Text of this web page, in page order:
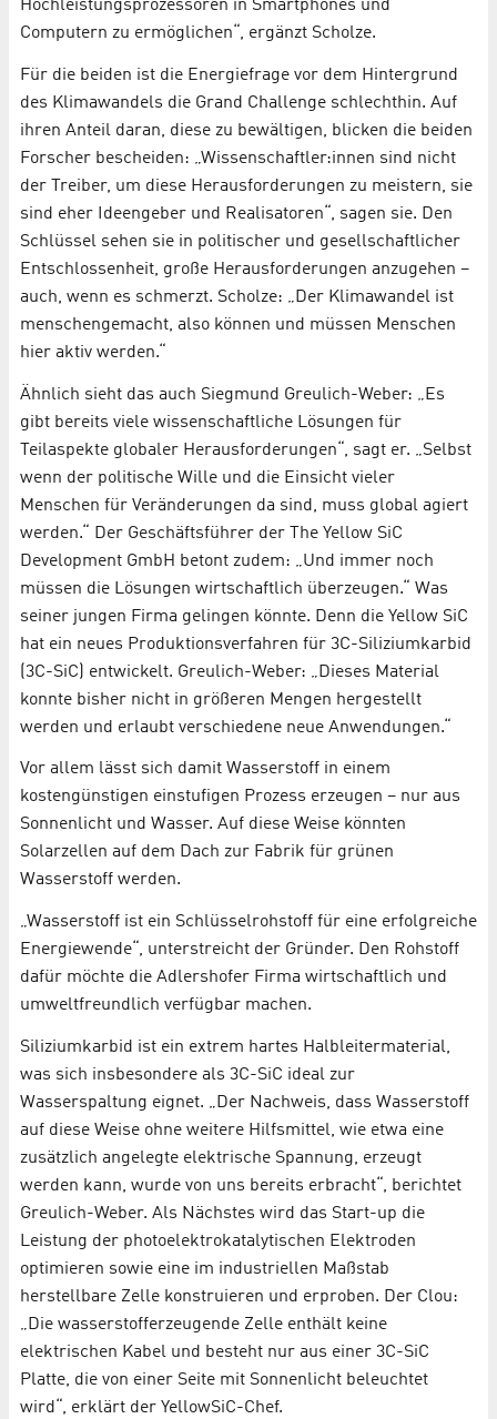
Hochleistungsprozessoren in Smartphones und
Computern zu ermöglichen“, ergänzt Scholze.
Für die beiden ist die Energiefrage vor dem Hintergrund
des Klimawandels die Grand Challenge schlechthin. Auf
ihren Anteil daran, diese zu bewältigen, blicken die beiden
Forscher bescheiden: „Wissenschaftler:innen sind nicht
der Treiber, um diese Herausforderungen zu meistern, sie
sind eher Ideengeber und Realisatoren“, sagen sie. Den
Schlüssel sehen sie in politischer und gesellschaftlicher
Entschlossenheit, große Herausforderungen anzugehen –
auch, wenn es schmerzt. Scholze: „Der Klimawandel ist
menschengemacht, also können und müssen Menschen
hier aktiv werden.“
Ähnlich sieht das auch Siegmund Greulich-Weber: „Es
gibt bereits viele wissenschaftliche Lösungen für
Teilaspekte globaler Herausforderungen“, sagt er. „Selbst
wenn der politische Wille und die Einsicht vieler
Menschen für Veränderungen da sind, muss global agiert
werden.“ Der Geschäftsführer der The Yellow SiC
Development GmbH betont zudem: „Und immer noch
müssen die Lösungen wirtschaftlich überzeugen.“ Was
seiner jungen Firma gelingen könnte. Denn die Yellow SiC
hat ein neues Produktionsverfahren für 3C-Siliziumkarbid
(3C-SiC) entwickelt. Greulich-Weber: „Dieses Material
konnte bisher nicht in größeren Mengen hergestellt
werden und erlaubt verschiedene neue Anwendungen.“
Vor allem lässt sich damit Wasserstoff in einem
kostengünstigen einstufigen Prozess erzeugen – nur aus
Sonnenlicht und Wasser. Auf diese Weise könnten
Solarzellen auf dem Dach zur Fabrik für grünen
Wasserstoff werden.
„Wasserstoff ist ein Schlüsselrohstoff für eine erfolgreiche
Energiewende“, unterstreicht der Gründer. Den Rohstoff
dafür möchte die Adlershofer Firma wirtschaftlich und
umweltfreundlich verfügbar machen.
Siliziumkarbid ist ein extrem hartes Halbleitermaterial,
was sich insbesondere als 3C-SiC ideal zur
Wasserspaltung eignet. „Der Nachweis, dass Wasserstoff
auf diese Weise ohne weitere Hilfsmittel, wie etwa eine
zusätzlich angelegte elektrische Spannung, erzeugt
werden kann, wurde von uns bereits erbracht“, berichtet
Greulich-Weber. Als Nächstes wird das Start-up die
Leistung der photoelektrokatalytischen Elektroden
optimieren sowie eine im industriellen Maßstab
herstellbare Zelle konstruieren und erproben. Der Clou:
„Die wasserstofferzeugende Zelle enthält keine
elektrischen Kabel und besteht nur aus einer 3C-SiC
Platte, die von einer Seite mit Sonnenlicht beleuchtet
wird“, erklärt der YellowSiC-Chef.